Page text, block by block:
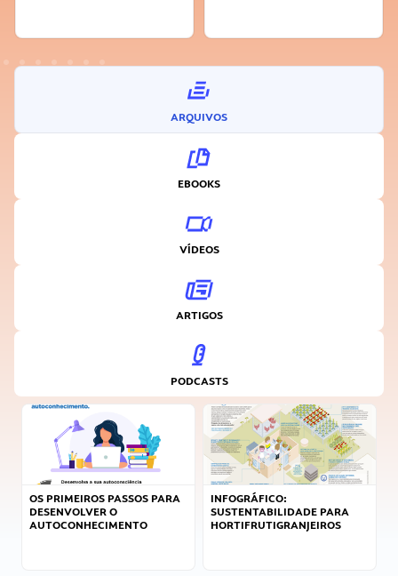
ARQUIVOS
EBOOKS
VÍDEOS
ARTIGOS
PODCASTS
OS PRIMEIROS PASSOS PARA
DESENVOLVER O
AUTOCONHECIMENTO
INFOGRÁFICO:
SUSTENTABILIDADE PARA
HORTIFRUTIGRANJEIROS